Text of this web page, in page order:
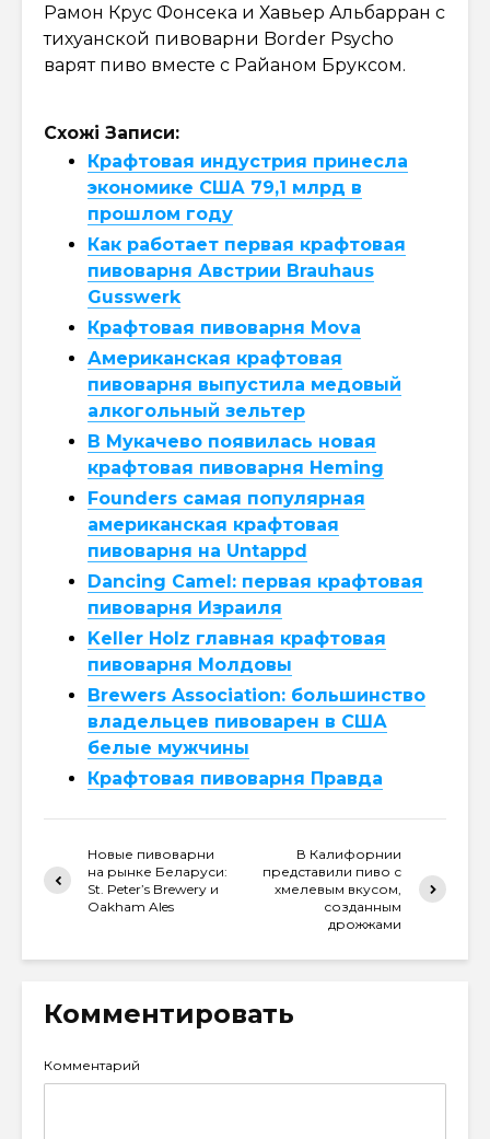
Рамон Крус Фонсека и Хавьер Альбарран с
тихуанской пивоварни Border Psycho
варят пиво вместе с Райаном Бруксом.
Схожі Записи:
Крафтовая индустрия принесла
экономике США 79,1 млрд в
прошлом году
Как работает первая крафтовая
пивоварня Австрии Brauhaus
Gusswerk
Крафтовая пивоварня Mova
Американская крафтовая
пивоварня выпустила медовый
алкогольный зельтер
В Мукачево появилась новая
крафтовая пивоварня Heming
Founders самая популярная
американская крафтовая
пивоварня на Untappd
Dancing Camel: первая крафтовая
пивоварня Израиля
Keller Holz главная крафтовая
пивоварня Молдовы
Brewers Association: большинство
владельцев пивоварен в США
белые мужчины
Крафтовая пивоварня Правда
Новые пивоварни
на рынке Беларуси:
St. Peter’s Brewery и
Oakham Ales
В Калифорнии
представили пиво с
хмелевым вкусом,
созданным
дрожжами
Комментировать
Комментарий